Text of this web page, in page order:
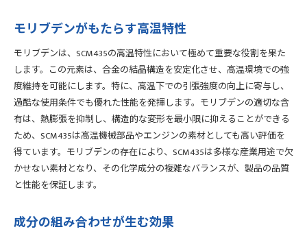
モリブデンがもたらす高温特性
モリブデンは、SCM435の高温特性において極めて重要な役割を果た
します。この元素は、合金の結晶構造を安定化させ、高温環境での強
度維持を可能にします。特に、高温下での引張強度の向上に寄与し、
過酷な使用条件でも優れた性能を発揮します。モリブデンの適切な含
有は、熱膨張を抑制し、構造的な変形を最小限に抑えることができる
ため、SCM435は高温機械部品やエンジンの素材としても高い評価を
得ています。モリブデンの存在により、SCM435は多様な産業用途で欠
かせない素材となり、その化学成分の複雑なバランスが、製品の品質
と性能を保証します。
成分の組み合わせが生む効果